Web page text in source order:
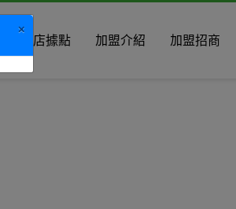
分店據點 加盟介紹 加盟招商
×